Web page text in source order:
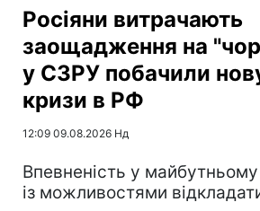
Росіяни витрачають
заощадження на
у СЗРУ побачили
кризи в РФ
12:09 09.08.2026 Нд
Впевненість у
із можливостями